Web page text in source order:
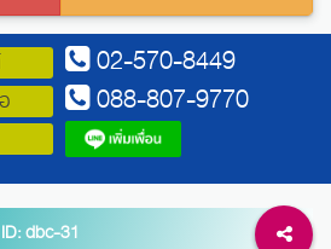
02-570-8449
088-807-9770
dbc-31